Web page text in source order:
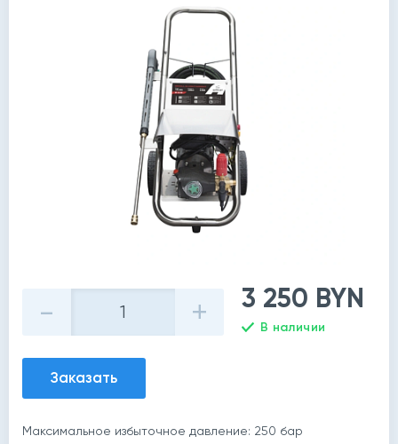
- + 3 250 BYN
В наличии
Заказать
Максимальное избыточное давление: 250 бар